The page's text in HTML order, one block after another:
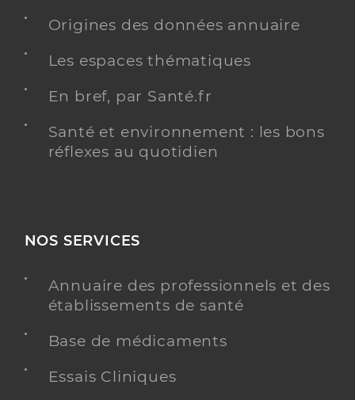
Origines des données annuaire
Les espaces thématiques
En bref, par Santé.fr
Santé et environnement : les bons
réflexes au quotidien
NOS SERVICES
Annuaire des professionnels et des
établissements de santé
Base de médicaments
Essais Cliniques